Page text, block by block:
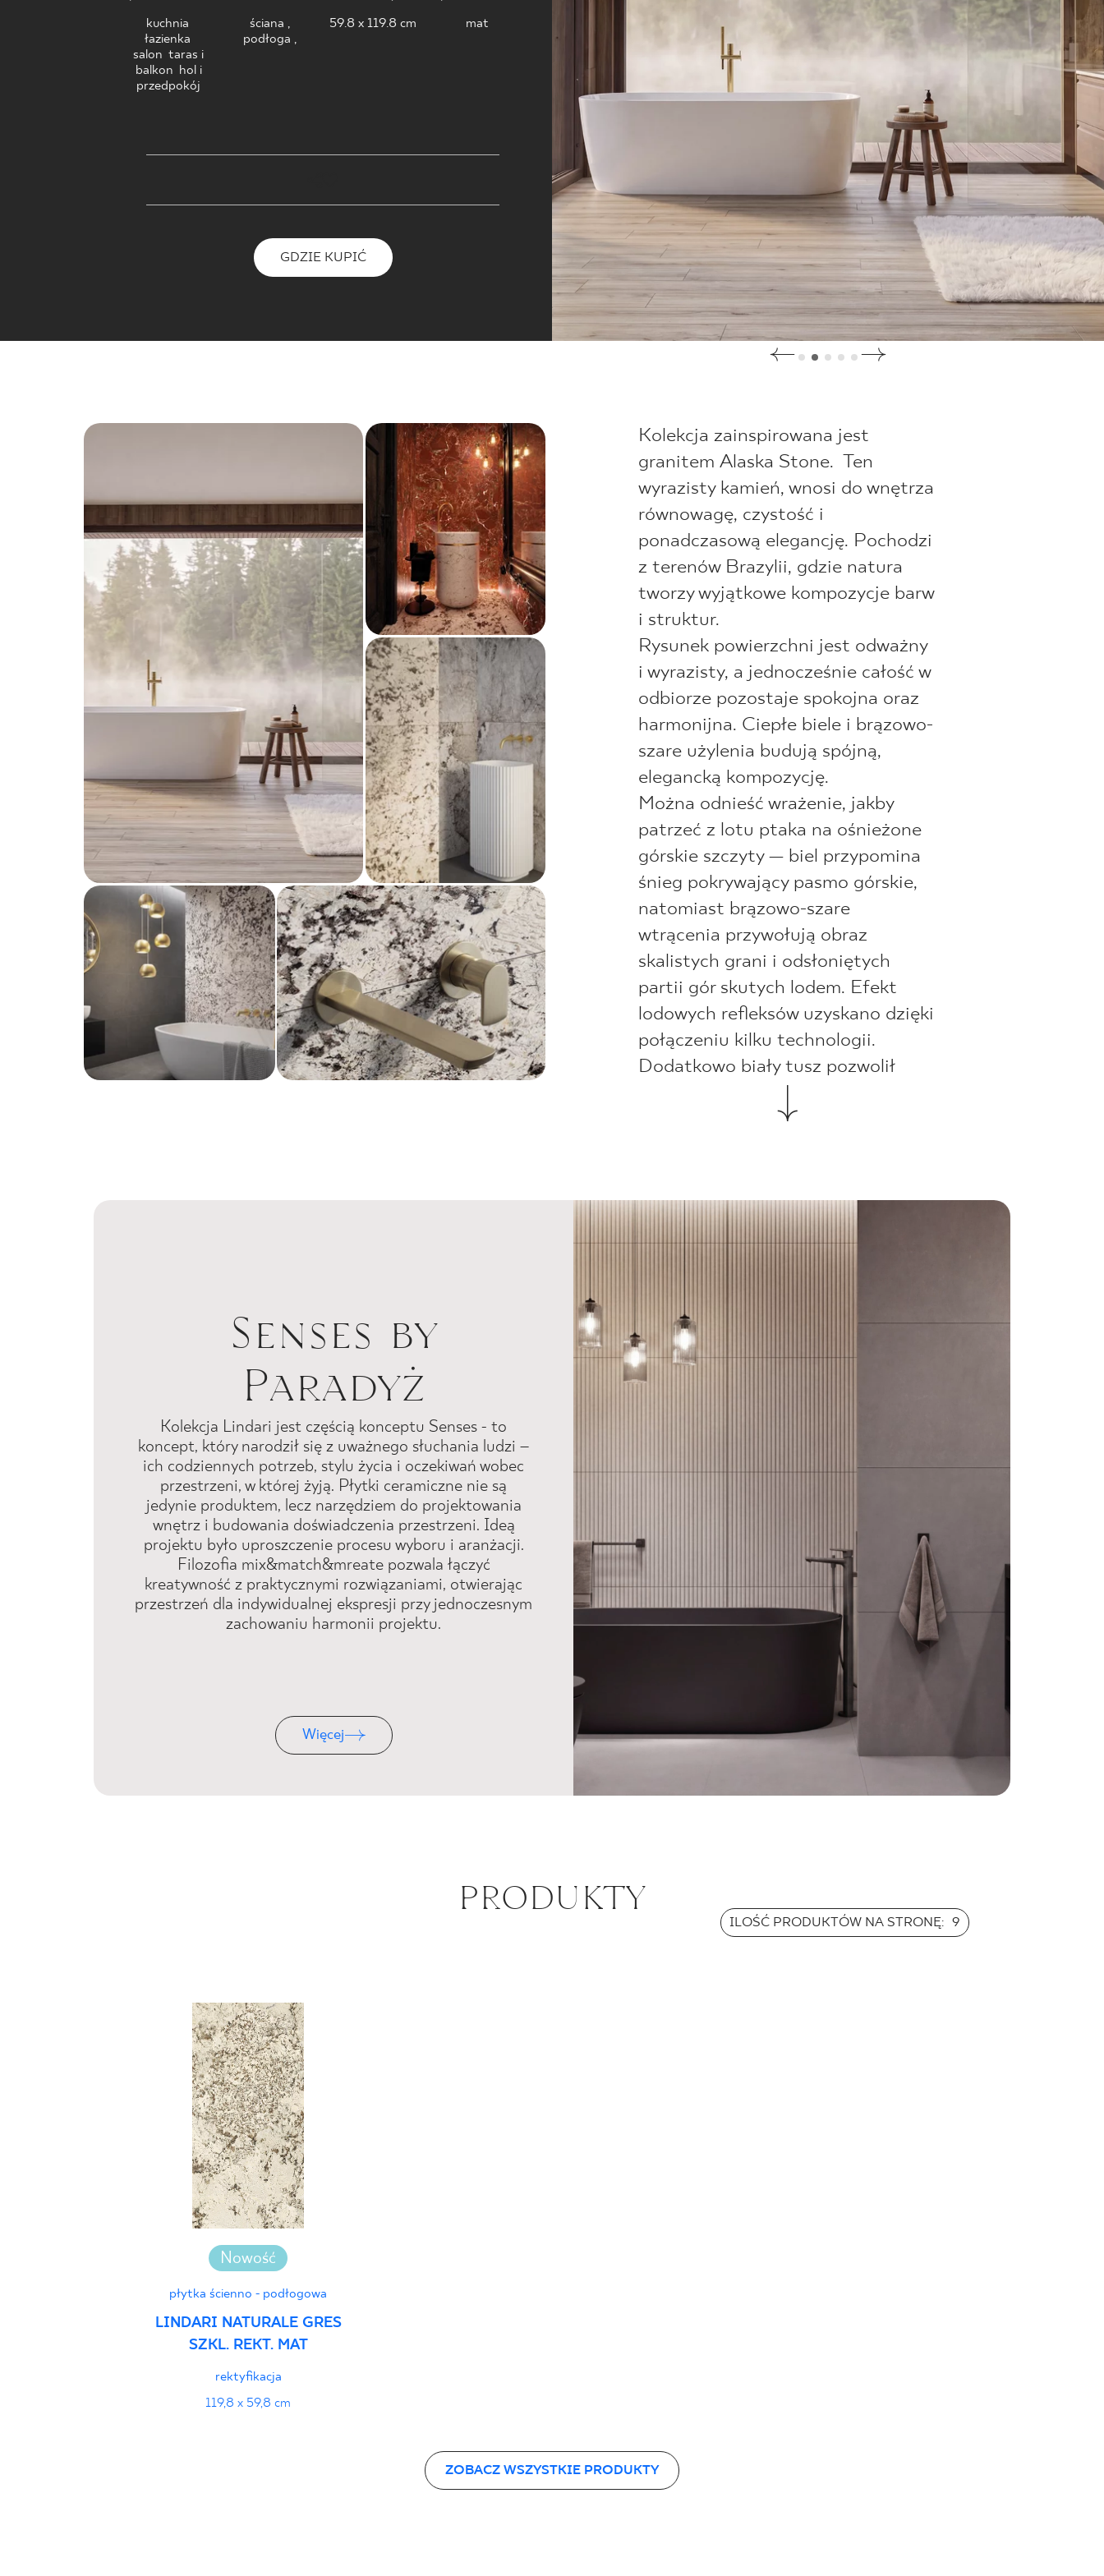
BLOG
KARIERA
FOLLOW US
kuchnia
łazienka
salon ,taras i
balkon hol i
przedpokój
ściana ,
podłoga ,
59.8 x 119.8 cm
mat
GDZIE KUPIĆ
Kolekcja zainspirowana jest
granitem Alaska Stone. Ten
wyrazisty kamień, wnosi do wnętrza
równowagę, czystość i
ponadczasową elegancję. Pochodzi
z terenów Brazylii, gdzie natura
tworzy wyjątkowe kompozycje barw
i struktur.
Rysunek powierzchni jest odważny
i wyrazisty, a jednocześnie całość w
odbiorze pozostaje spokojna oraz
harmonijna. Ciepłe biele i brązowo-
szare użylenia budują spójną,
elegancką kompozycję.
Można odnieść wrażenie, jakby
patrzeć z lotu ptaka na ośnieżone
górskie szczyty — biel przypomina
śnieg pokrywający pasmo górskie,
natomiast brązowo-szare
wtrącenia przywołują obraz
skalistych grani i odsłoniętych
partii gór skutych lodem. Efekt
lodowych refleksów uzyskano dzięki
połączeniu kilku technologii.
Dodatkowo biały tusz pozwolił
pozostaje ciepła i kremowa, dzięki
czemu powierzchnia jest przyjazna
i elegancka.
Lindari doskonale prezentuje się
zarówno jako element dekoracyjny,
jak i jako dominująca powierzchnia
konceptuSenses- to koncept,
słuchania ludzi – ich codziennych
potrzeb, stylu życia i oczekiwań
wobec przestrzeni, w której żyją.
Płytki ceramiczne nie są jedynie
produktem, lecz narzędziem do
projektowania wnętrz i budowania
doświadczenia przestrzeni. Ideą
projektu było uproszczenie
procesu wyboru i aranżacji.
Filozofia mix&match&create
jednoczesnym zachowaniu
harmonii projektu.
Senses by
Paradyż
Kolekcja Lindari jest częścią konceptu Senses - to
koncept, który narodził się z uważnego słuchania ludzi –
ich codziennych potrzeb, stylu życia i oczekiwań wobec
przestrzeni, w której żyją. Płytki ceramiczne nie są
jedynie produktem, lecz narzędziem do projektowania
wnętrz i budowania doświadczenia przestrzeni. Ideą
projektu było uproszczenie procesu wyboru i aranżacji.
Filozofia mix&match&mreate pozwala łączyć
kreatywność z praktycznymi rozwiązaniami, otwierając
przestrzeń dla indywidualnej ekspresji przy jednoczesnym
zachowaniu harmonii projektu.
Więcej
PRODUKTY
ILOŚĆ PRODUKTÓW NA STRONĘ: 9
Nowość
płytka ścienno - podłogowa
LINDARI NATURALE GRES
SZKL. REKT. MAT
rektyfikacja
119,8 x 59,8 cm
ZOBACZ WSZYSTKIE PRODUKTY